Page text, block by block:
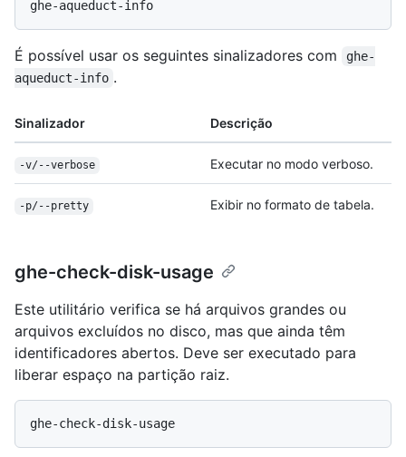
É possível usar os seguintes sinalizadores com
ghe-
aqueduct-info .
Sinalizador Descrição
-v/--verbose Executar no modo verboso.
-p/--pretty Exibir no formato de tabela.
ghe-check-disk-usage
Este utilitário verifica se há arquivos grandes ou
arquivos excluídos no disco, mas que ainda têm
identificadores abertos. Deve ser executado para
liberar espaço na partição raiz.